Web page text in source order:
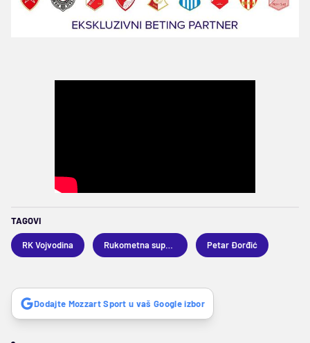
TAGOVI
RK Vojvodina Petar Đorđić
Dodajte Mozzart Sport u vaš Google izbor